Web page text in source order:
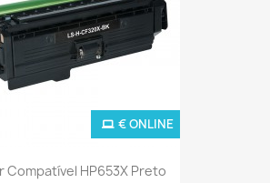
Compatível HP653X Preto
€ ONLINE